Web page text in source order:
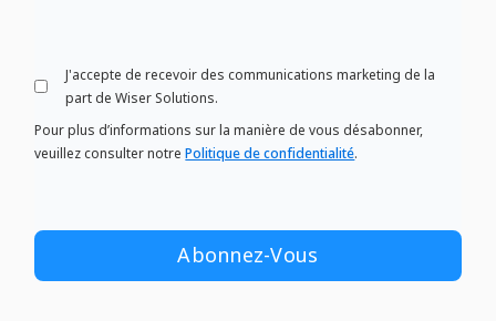
J'accepte de recevoir des communications marketing de la
part de Wiser Solutions.
Pour plus d’informations sur la manière de vous désabonner,
veuillez consulter notrePolitique de confidentialité.